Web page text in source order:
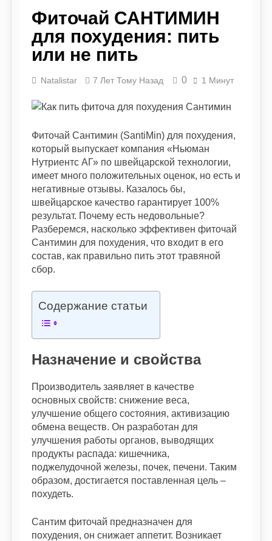
организма
фигуры «яблоко»:
как убрать живот и
выстроить
гармоничный силуэт
9 Месяцев Тому Назад
диетический
перец с низкой
(рецепты с фото)
9 Месяцев Тому Назад
Вредные перекусы,
замаскировались
мешают худеть
Диетические блюда
из печени: 10
рецептов
11 Месяцев Тому Назад
Почему я не худею?
Причина неудачи —
инсулинорезистентность
11 Месяцев Тому Назад
Рыбная диета на 2
недели – похудение
на 5-10 кг на рыбе
11 Месяцев Тому Назад
Фиточай САНТИМИН
для похудения: пить
или не пить
Natalistar 7 Лет Тому Назад 0 1 Минут
Фиточай Сантимин (SantiMin) для похудения,
который выпускает компания «Ньюман
Нутриентс АГ» по швейцарской технологии,
имеет много положительных оценок, но есть и
негативные отзывы. Казалось бы,
швейцарское качество гарантирует 100%
результат. Почему есть недовольные?
Разберемся, насколько эффективен фиточай
Сантимин для похудения, что входит в его
состав, как правильно пить этот травяной
сбор.
Содержание статьи
Назначение и свойства
Производитель заявляет в качестве
основных свойств: снижение веса,
улучшение общего состояния, активизацию
обмена веществ. Он разработан для
улучшения работы органов, выводящих
продукты распада: кишечника,
поджелудочной железы, почек, печени. Таким
образом, достигается поставленная цель –
похудеть.
Сантим фиточай предназначен для
похудения, он снижает аппетит. Возникает